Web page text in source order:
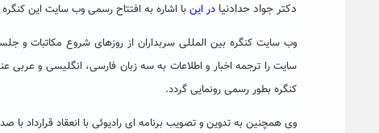
دکتر جواد حدادنیا در این با اشاره به افتتاح رسمی وب سایت این
وب سایت کنگره بین المللی سربداران از روزهای شروع مکاتبات و
سایت را ترجمه اخبار و اطلاعات به سه زبان فارسی، انگلیسی و عربی
کنگره بطور رسمی رونمایی گردد.
وی همچنین به تدوین و تصویب برنامه ای رادیوئی با انعقاد قرارداد